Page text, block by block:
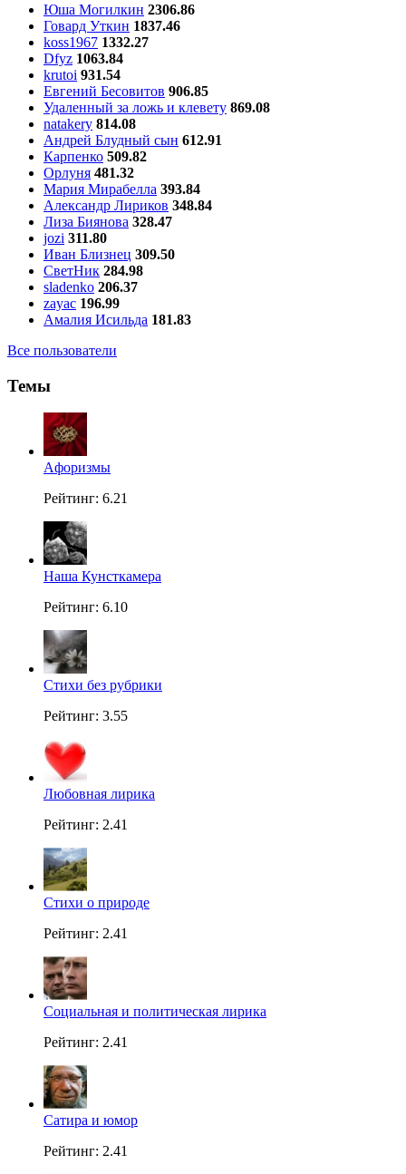
Юша Могилкин 2306.86
Говард Уткин 1837.46
koss1967 1332.27
Dfyz 1063.84
krutoi 931.54
Евгений Бесовитов 906.85
Удаленный за ложь и клевету 869.08
natakery 814.08
Андрей Блудный сын 612.91
Карпенко 509.82
Орлуня 481.32
Мария Мирабелла 393.84
Александр Лириков 348.84
Лиза Биянова 328.47
jozi 311.80
Иван Близнец 309.50
СветНик 284.98
sladenko 206.37
zayac 196.99
Амалия Исильда 181.83
Все пользователи
Темы
Aфоризмы
Рейтинг: 6.21
Наша Кунсткамера
Рейтинг: 6.10
Стихи без рубрики
Рейтинг: 3.55
Любовная лирика
Рейтинг: 2.41
Стихи о природе
Рейтинг: 2.41
Социальная и политическая лирика
Рейтинг: 2.41
Сатира и юмор
Рейтинг: 2.41